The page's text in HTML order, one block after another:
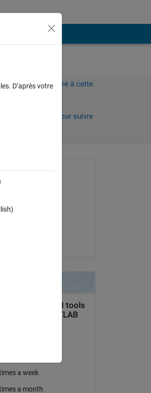
vous pour répondre à cette
Connectez-vous pour suivre
SAHU
2022
2022
D’après votre